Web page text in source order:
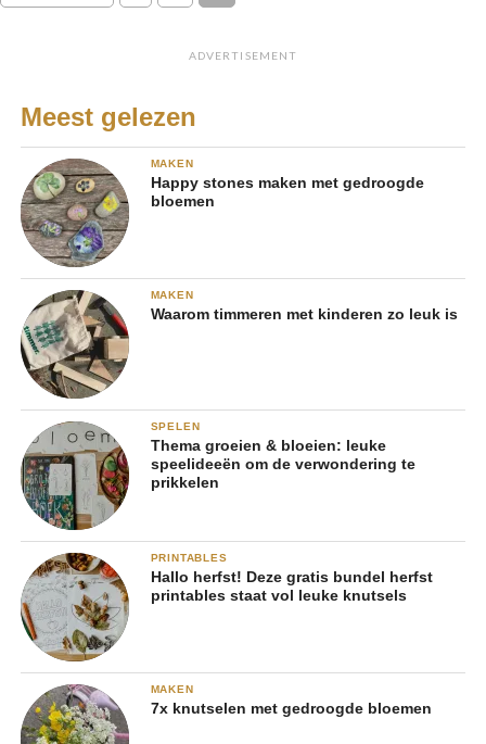
ADVERTISEMENT
Meest gelezen
MAKEN
Happy stones maken met gedroogde
bloemen
MAKEN
Waarom timmeren met kinderen zo leuk is
SPELEN
Thema groeien & bloeien: leuke
speelideeën om de verwondering te
prikkelen
PRINTABLES
Hallo herfst! Deze gratis bundel herfst
printables staat vol leuke knutsels
MAKEN
7x knutselen met gedroogde bloemen